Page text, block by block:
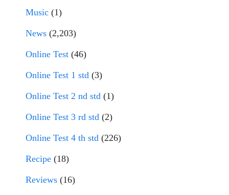
Music (1)
News (2,203)
Online Test (46)
Online Test 1 std (3)
Online Test 2 nd std (1)
Online Test 3 rd std (2)
Online Test 4 th std (226)
Recipe (18)
Reviews (16)